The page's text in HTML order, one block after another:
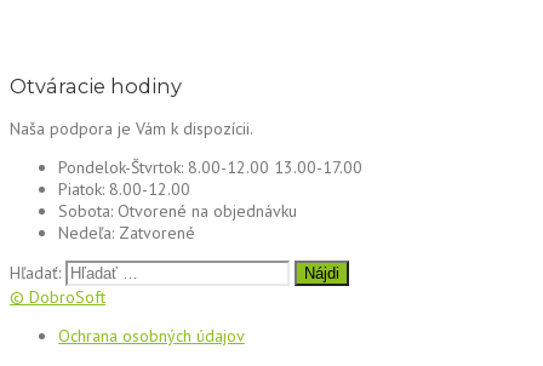
Otváracie hodiny
Naša podpora je Vám k dispozícii.
Pondelok-Štvrtok: 8.00-12.00 13.00-17.00
Piatok: 8.00-12.00
Sobota: Otvorené na objednávku
Nedeľa: Zatvorené
Hľadať:
© DobroSoft
Ochrana osobných údajov